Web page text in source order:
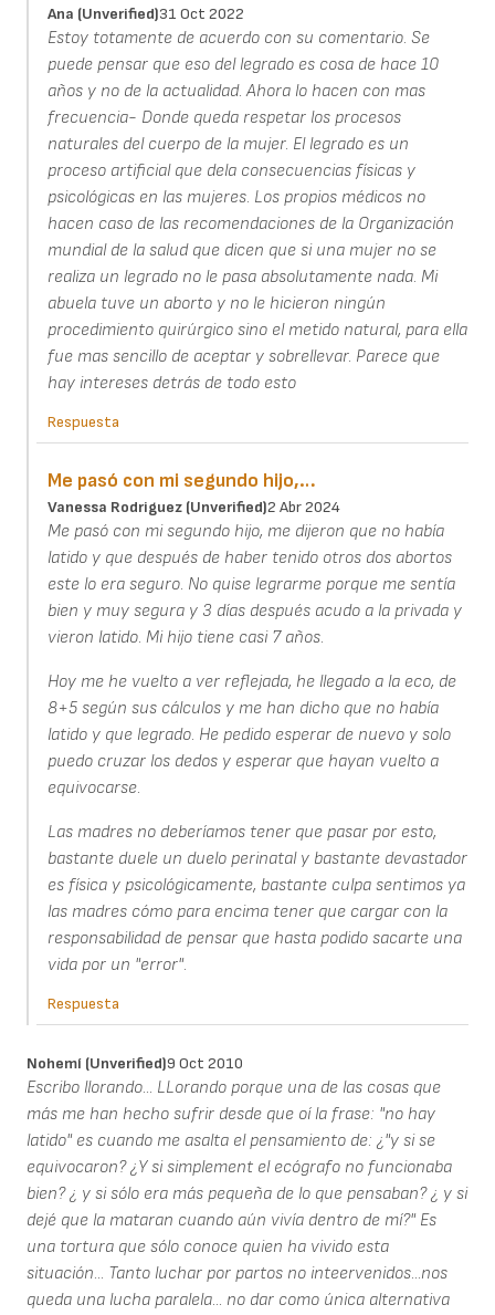
Ana (unverified)31 Oct 2022
Estoy totamente de acuerdo con su comentario. Se
puede pensar que eso del legrado es cosa de hace 10
años y no de la actualidad. Ahora lo hacen con mas
frecuencia- Donde queda respetar los procesos
naturales del cuerpo de la mujer. El legrado es un
proceso artificial que dela consecuencias físicas y
psicológicas en las mujeres. Los propios médicos no
hacen caso de las recomendaciones de la Organización
mundial de la salud que dicen que si una mujer no se
realiza un legrado no le pasa absolutamente nada. Mi
abuela tuve un aborto y no le hicieron ningún
procedimiento quirúrgico sino el metido natural, para ella
fue mas sencillo de aceptar y sobrellevar. Parece que
hay intereses detrás de todo esto
Respuesta
Me pasó con mi segundo hijo,…
Vanessa Rodriguez (unverified)2 Abr 2024
Me pasó con mi segundo hijo, me dijeron que no había
latido y que después de haber tenido otros dos abortos
este lo era seguro. No quise legrarme porque me sentía
bien y muy segura y 3 días después acudo a la privada y
vieron latido. Mi hijo tiene casi 7 años.
Hoy me he vuelto a ver reflejada, he llegado a la eco, de
8+5 según sus cálculos y me han dicho que no había
latido y que legrado. He pedido esperar de nuevo y solo
puedo cruzar los dedos y esperar que hayan vuelto a
equivocarse.
Las madres no deberíamos tener que pasar por esto,
bastante duele un duelo perinatal y bastante devastador
es física y psicológicamente, bastante culpa sentimos ya
las madres cómo para encima tener que cargar con la
responsabilidad de pensar que hasta podido sacarte una
vida por un "error".
Respuesta
Nohemí (unverified)9 Oct 2010
Escribo llorando... LLorando porque una de las cosas que
más me han hecho sufrir desde que oí la frase: "no hay
latido" es cuando me asalta el pensamiento de: ¿"y si se
equivocaron? ¿Y si simplement el ecógrafo no funcionaba
bien? ¿ y si sólo era más pequeña de lo que pensaban? ¿ y si
dejé que la mataran cuando aún vivía dentro de mí?" Es
una tortura que sólo conoce quien ha vivido esta
situación... Tanto luchar por partos no inteervenidos...nos
queda una lucha paralela... no dar como única alternativa